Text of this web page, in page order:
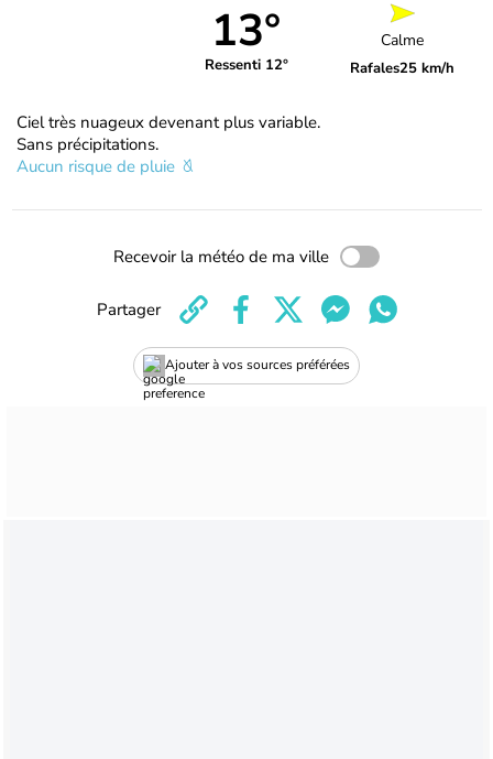
13°
Ressenti 12°
Calme
Rafales25 km/h
Ciel très nuageux devenant plus variable.
Sans précipitations.
Aucun risque de pluie
Recevoir la météo de ma ville
Ajouter à vos sources préférées
Partager